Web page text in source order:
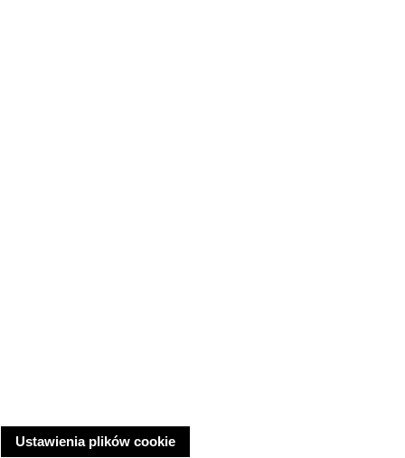
Ustawienia plików cookie